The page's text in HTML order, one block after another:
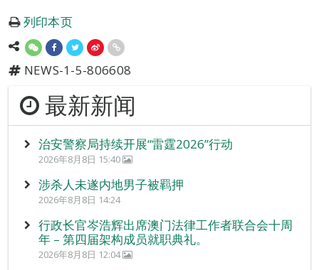
列印本页
NEWS-1-5-806608
最新新闻
治安警察局持续开展“雷霆2026”行动
2026年8月8日 15:40
涉杀人未遂内地男子被羁押
2026年8月8日 14:24
行政长官岑浩辉出席澳门法律工作者联合会十周
年 – 第四届架构成员就职典礼。
2026年8月8日 12:04